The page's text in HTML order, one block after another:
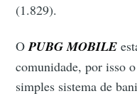
(1.829).
OPUBG MOBILE
comunidade, por isso
simples sistema de